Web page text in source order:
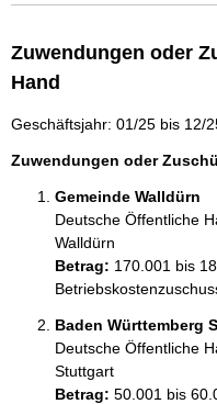
Zuwendungen oder
Hand
Geschäftsjahr: 01/25 bis 12/
Zuwendungen oder
Gemeinde Walldürn
Deutsche Öffentliche
Walldürn
Betrag: 170.001 bis
Baden Württemberg
Deutsche Öffentliche
Stuttgart
Betrag: 50.001 bis